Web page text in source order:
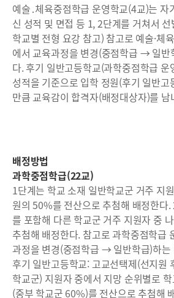
예술․체육중점학급 운영학교(4교)는 자
신 성적 및 면접 등 1, 2단계를 거쳐서
학교별 전형 요강 참고) 참고로 예술·체
에서 교육과정을 변경(중점학급 → 일반
다. 후기 일반고등학교(과학중점학급 운
성적을 기준으로 입학 정원(후기 일반
만큼 교육감이 합격자(배정대상자)를
배정방법
과학중점학급(22교)
1단계는 학교 소재 일반학교군 거주 지
원의 50%를 전산으로 추첨해 배정한다
를 포함해 다른 학교군 거주 지원자 중
추첨해 배정한다. 참고로 과학중점학급
과정을 변경(중점학급 → 일반학급)하는
후기 일반고등학교: 고교선택제(선지원
학교군) 지원자 중에서 지망 순위별로
(중부 학교군 60%)를 전산으로 추첨해